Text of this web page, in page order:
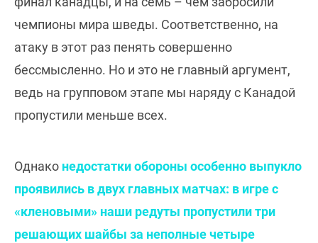
чемпионы мира шведы. Соответственно, на
атаку в этот раз пенять совершенно
бессмысленно. Но и это не главный аргумент,
ведь на групповом этапе мы наряду с Канадой
пропустили меньше всех.
Однако недостатки обороны особенно выпукло
проявились в двух главных матчах: в игре с
«кленовыми» наши редуты пропустили три
решающих шайбы за неполные четыре